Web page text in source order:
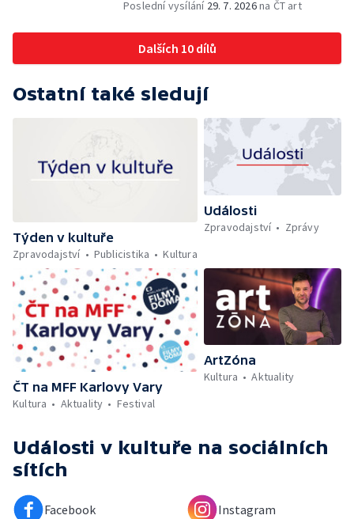
Poslední vysílání 29. 7. 2026na ČT art
Dalších 10 dílů
Ostatní také sledují
Týden v kultuře
Zpravodajství
Publicistika Kultura
Události
Zpravodajství
Zprávy
ČT na MFF Karlovy Vary
Kultura
Aktuality Festival
ArtZóna
Kultura
Aktuality
Události v kultuře na sociálních
sítích
Facebook Instagram